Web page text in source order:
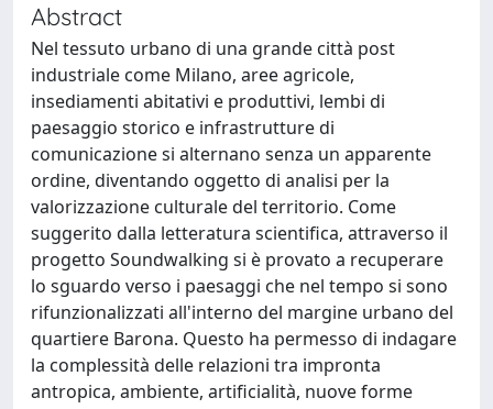
Abstract
Nel tessuto urbano di una grande città post
industriale come Milano, aree agricole,
insediamenti abitativi e produttivi, lembi di
paesaggio storico e infrastrutture di
comunicazione si alternano senza un apparente
ordine, diventando oggetto di analisi per la
valorizzazione culturale del territorio. Come
suggerito dalla letteratura scientifica, attraverso il
progetto Soundwalking si è provato a recuperare
lo sguardo verso i paesaggi che nel tempo si sono
rifunzionalizzati all'interno del margine urbano del
quartiere Barona. Questo ha permesso di indagare
la complessità delle relazioni tra impronta
antropica, ambiente, artificialità, nuove forme